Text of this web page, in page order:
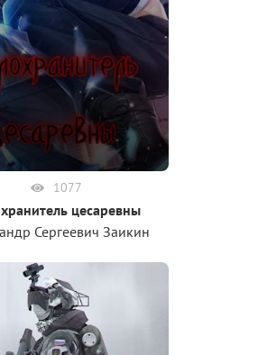
1077
цесаревны
Сергеевич Заикин